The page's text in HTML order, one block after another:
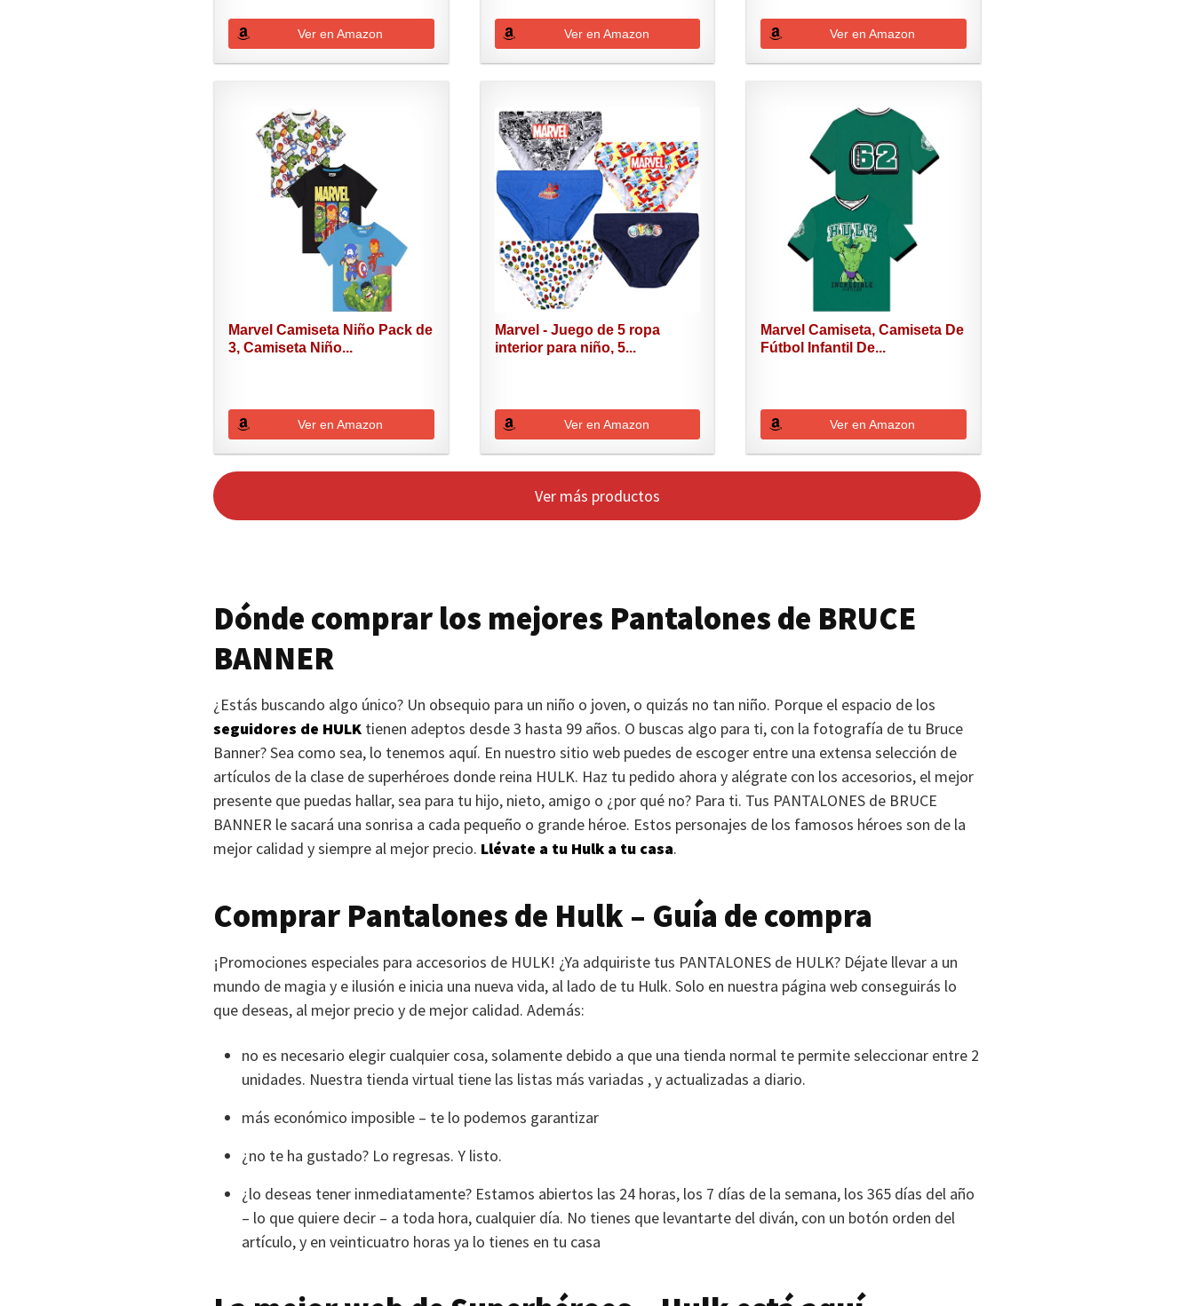
Ver en Amazon Ver en Amazon Ver en Amazon
Marvel Camiseta Niño Pack de
3, Camiseta Niño...
Ver en Amazon
Marvel - Juego de 5 ropa
interior para niño, 5...
Ver en Amazon
Marvel Camiseta, Camiseta De
Fútbol Infantil De...
Ver en Amazon
Ver más productos
Dónde comprar los mejores Pantalones de BRUCE
BANNER
¿Estás buscando algo único? Un obsequio para un niño o joven, o quizás no tan niño. Porque el espacio de los
seguidores de HULK tienen adeptos desde 3 hasta 99 años. O buscas algo para ti, con la fotografía de tu Bruce
Banner? Sea como sea, lo tenemos aquí. En nuestro sitio web puedes de escoger entre una extensa selección de
artículos de la clase de superhéroes donde reina HULK. Haz tu pedido ahora y alégrate con los accesorios, el mejor
presente que puedas hallar, sea para tu hijo, nieto, amigo o ¿por qué no? Para ti. Tus PANTALONES de BRUCE
BANNER le sacará una sonrisa a cada pequeño o grande héroe. Estos personajes de los famosos héroes son de la
mejor calidad y siempre al mejor precio. Llévate a tu Hulk a tu casa.
Comprar Pantalones de Hulk – Guía de compra
¡Promociones especiales para accesorios de HULK! ¿Ya adquiriste tus PANTALONES de HULK? Déjate llevar a un
mundo de magia y e ilusión e inicia una nueva vida, al lado de tu Hulk. Solo en nuestra página web conseguirás lo
que deseas, al mejor precio y de mejor calidad. Además:
no es necesario elegir cualquier cosa, solamente debido a que una tienda normal te permite seleccionar entre 2
unidades. Nuestra tienda virtual tiene las listas más variadas , y actualizadas a diario.
más económico imposible – te lo podemos garantizar
¿no te ha gustado? Lo regresas. Y listo.
¿lo deseas tener inmediatamente? Estamos abiertos las 24 horas, los 7 días de la semana, los 365 días del año
– lo que quiere decir – a toda hora, cualquier día. No tienes que levantarte del diván, con un botón orden del
artículo, y en veinticuatro horas ya lo tienes en tu casa